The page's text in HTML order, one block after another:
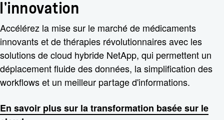
l'innovation
Accélérez la mise sur le marché de médicaments
innovants et de thérapies révolutionnaires avec les
solutions de cloud hybride NetApp, qui permettent un
déplacement fluide des données, la simplification des
workflows et un meilleur partage d'informations.
En savoir plus sur la transformation basée sur le